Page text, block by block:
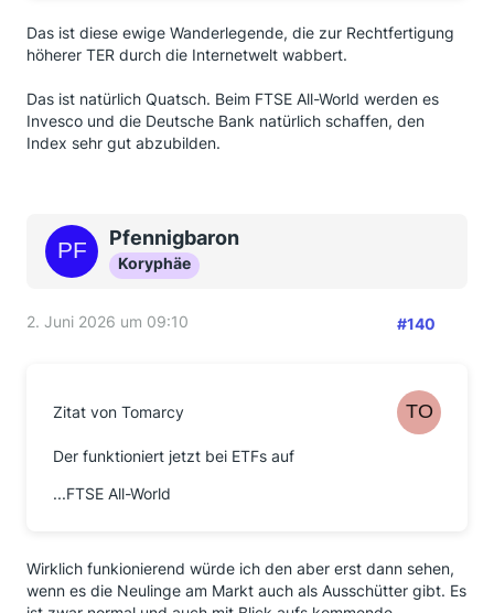
Das ist diese ewige Wanderlegende, die zur Rechtfertigung
höherer TER durch die Internetwelt wabbert.
Das ist natürlich Quatsch. Beim FTSE All-World werden es
Invesco und die Deutsche Bank natürlich schaffen, den
Index sehr gut abzubilden.
Pfennigbaron
Koryphäe
2. Juni 2026 um 09:10 #140
Zitat von Tomarcy
Der funktioniert jetzt bei ETFs auf
...FTSE All-World
Wirklich funkionierend würde ich den aber erst dann sehen,
wenn es die Neulinge am Markt auch als Ausschütter gibt. Es